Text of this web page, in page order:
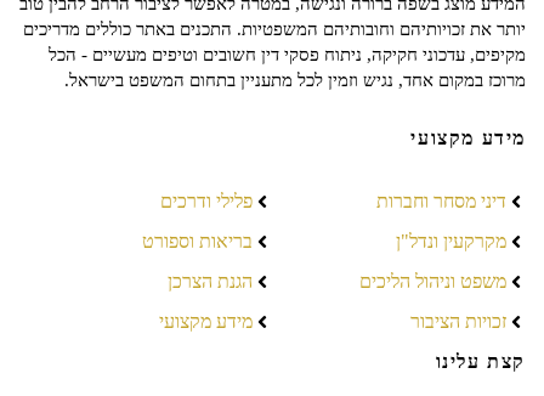
המידע מוצג בשפה ברורה ונגישה, במטרה לאפשר לציבור הרחב להבין טוב
יותר את זכויותיהם וחובותיהם המשפטיות. התכנים באתר כוללים מדריכים
מקיפים, עדכוני חקיקה, ניתוח פסקי דין חשובים וטיפים מעשיים - הכל
מרוכז במקום אחד, נגיש וזמין לכל מתעניין בתחום המשפט בישראל.
מידע מקצועי
דיני מסחר וחברות
מקרקעין ונדל"ן
משפט וניהול הליכים
זכויות הציבור
פלילי ודרכים
בריאות וספורט
הגנת הצרכן
מידע מקצועי
קצת עלינו